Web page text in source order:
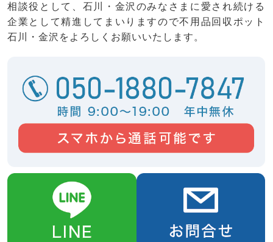
相談役として、石川・金沢のみなさまに愛され続ける
企業として精進してまいりますので不用品回収ポット
石川・金沢をよろしくお願いいたします。